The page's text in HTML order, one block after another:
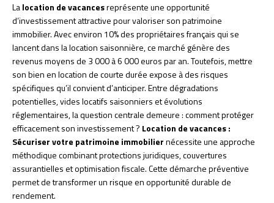
Lalocation de vacancesreprésente une opportunité
d’investissement attractive pour valoriser son patrimoine
immobilier. Avec environ 10% des propriétaires français qui se
lancent dans la location saisonnière, ce marché génère des
revenus moyens de 3 000 à 6 000 euros par an. Toutefois, mettre
son bien en location de courte durée expose à des risques
spécifiques qu’il convient d’anticiper. Entre dégradations
potentielles, vides locatifs saisonniers et évolutions
réglementaires, la question centrale demeure : comment protéger
efficacement son investissement ? Location de vacances :
Sécuriser votre patrimoine immobiliernécessite une approche
méthodique combinant protections juridiques, couvertures
assurantielles et optimisation fiscale. Cette démarche préventive
permet de transformer un risque en opportunité durable de
rendement.